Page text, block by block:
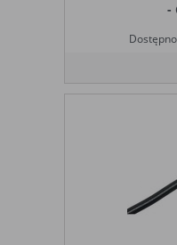
dane
E. Rodzaje cookies ze
prywatność
-